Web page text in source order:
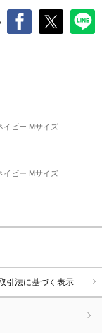
イビー Mサイズ
イビー Mサイズ
引法に基づく表示